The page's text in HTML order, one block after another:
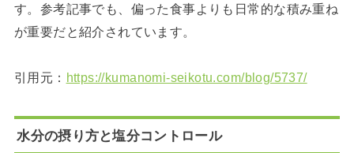
す。参考記事でも、偏った食事よりも日常的な積み重ね
が重要だと紹介されています。
引用元： https://kumanomi-seikotu.com/blog/5737/
水分の摂り方と塩分コントロール